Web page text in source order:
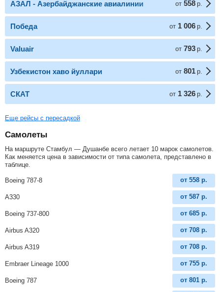
АЗАЛ - Азербайджанские авиалинии от 558 р.
Победа от 1 006 р.
Valuair от 793 р.
Узбекистон хаво йуллари от 801 р.
СКАТ от 1 326 р.
Еще рейсы с пересадкой
Самолеты
На маршруте Стамбул — Душанбе всего летает 10 марок самолетов.
Как меняется цена в зависимости от типа самолета, представлено в
таблице.
Boeing 787-8 от 558 р.
A330 от 587 р.
Boeing 737-800 от 685 р.
Airbus A320 от 708 р.
Airbus A319 от 708 р.
Embraer Lineage 1000 от 755 р.
Boeing 787 от 801 р.